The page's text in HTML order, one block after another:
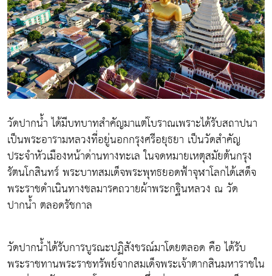
วัดปากน้ำ ได้มีบทบาทสำคัญมาแต่โบราณเพราะได้รับสถาปนา
เป็นพระอารามหลวงที่อยู่นอกกรุงศรีอยุธยา เป็นวัดสำคัญ
ประจำหัวเมืองหน้าด่านทางทะเล ในจดหมายเหตุสมัยต้นกรุง
รัตนโกสินทร์ พระบาทสมเด็จพระพุทธยอดฟ้าจุฬาโลกได้เสด็จ
พระราชดำเนินทางชลมารคถวายผ้าพระกฐินหลวง ณ วัด
ปากน้ำ ตลอดรัชกาล
วัดปากน้ำได้รับการบูรณะปฏิสังขรณ์มาโดยตลอด คือ ได้รับ
พระราชทานพระราชทรัพย์จากสมเด็จพระเจ้าตากสินมหาราชใน